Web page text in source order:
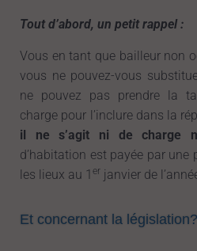
Tout d’abord, un petit rappel :
Vous en tant que bailleur non
vous ne pouvez-vous
ne pouvez pas prendre la
charge pour l’inclure dans la
il ne s’agit ni de charge
d’habitation est payée par une
les lieux au 1 er janvier de
Et concernant la législation?